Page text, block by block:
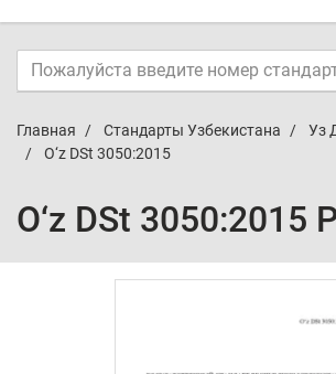
Главная Стандарты Узбекистана
Уз
O‘z DSt 3050:2015
O‘z DSt 3050:2015